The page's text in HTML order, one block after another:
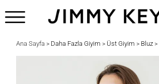
Ana Sayfa > Daha Fazla Giyim > Üst Giyim > Bluz >